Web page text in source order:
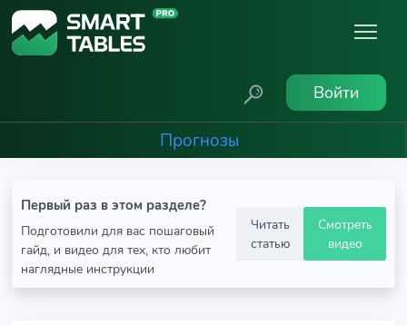
Войти
Прогнозы
Первый раз в этом разделе?
Подготовили для вас пошаговый
гайд, и видео для тех, кто любит
наглядные инструкции
Читать
статью
Смотреть
видео